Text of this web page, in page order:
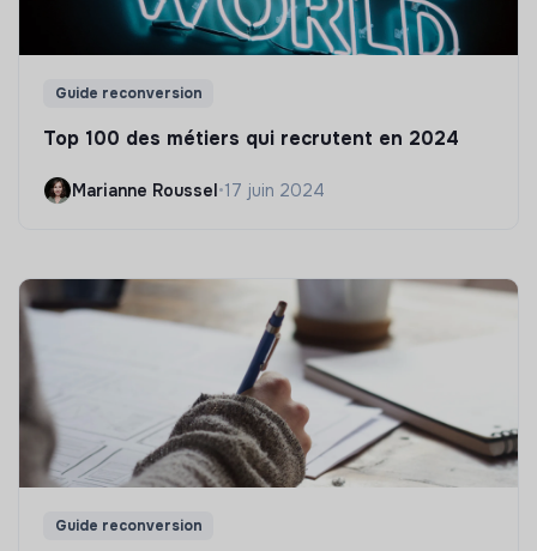
Guide reconversion
Top 100 des métiers qui recrutent en 2024
Marianne Roussel•17 juin 2024
Guide reconversion